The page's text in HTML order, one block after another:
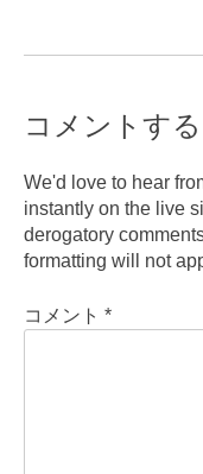
コメントする
We'd love to hear
instantly on the live
derogatory
formatting will not
コメント *